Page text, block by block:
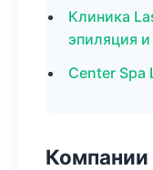
Клиника
эпиляция
Center
Компании